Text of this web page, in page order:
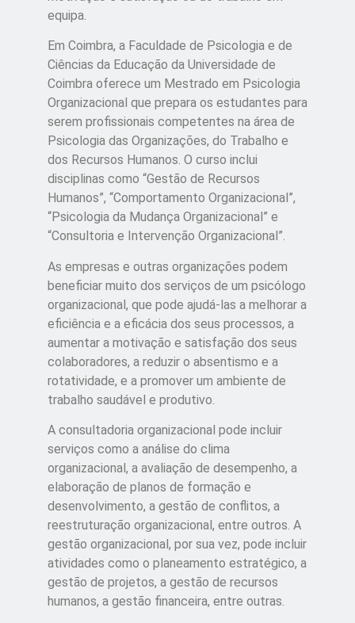
equipa.
Em Coimbra, a Faculdade de Psicologia e de
Ciências da Educação da Universidade de
Coimbra oferece um Mestrado em Psicologia
Organizacional que prepara os estudantes para
serem profissionais competentes na área de
Psicologia das Organizações, do Trabalho e
dos Recursos Humanos. O curso inclui
disciplinas como “Gestão de Recursos
Humanos”, “Comportamento Organizacional”,
“Psicologia da Mudança Organizacional” e
“Consultoria e Intervenção Organizacional”.
As empresas e outras organizações podem
beneficiar muito dos serviços de um psicólogo
organizacional, que pode ajudá-las a melhorar a
eficiência e a eficácia dos seus processos, a
aumentar a motivação e satisfação dos seus
colaboradores, a reduzir o absentismo e a
rotatividade, e a promover um ambiente de
trabalho saudável e produtivo.
A consultadoria organizacional pode incluir
serviços como a análise do clima
organizacional, a avaliação de desempenho, a
elaboração de planos de formação e
desenvolvimento, a gestão de conflitos, a
reestruturação organizacional, entre outros. A
gestão organizacional, por sua vez, pode incluir
atividades como o planeamento estratégico, a
gestão de projetos, a gestão de recursos
humanos, a gestão financeira, entre outras.